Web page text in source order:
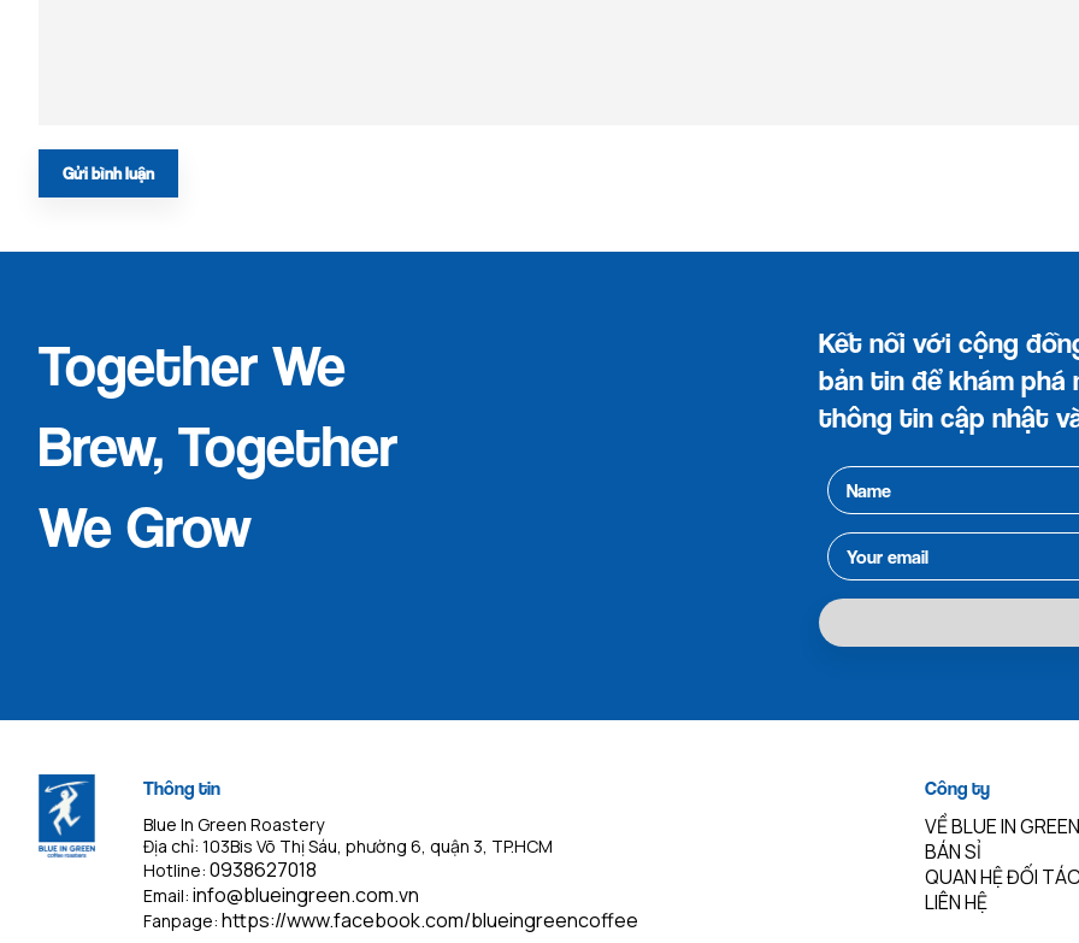
Gửi bình luận
Together We
Brew, Together
We Grow
Kết nối với cộng
bản tin để khám
thông tin cập nhật
Thông tin
Blue In Green Roastery
Địa chỉ: 103Bis Võ Thị Sáu, phường 6, quận 3, TP.HCM
Hotline:0938627018
Email:info@blueingreen.com.vn
Fanpage:https://www.facebook.com/blueingreencoffee
Công ty
VỀ BLUE IN GREEN
BÁN SỈ
QUAN HỆ ĐỐI TÁC
LIÊN HỆ